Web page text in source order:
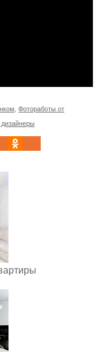
Фотоработы от